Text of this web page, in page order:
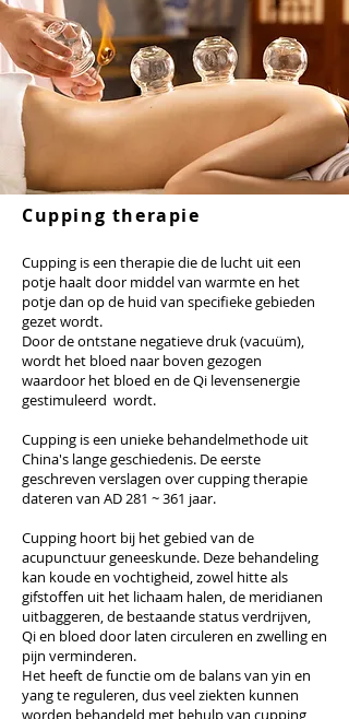
Cupping therapie
Cupping is een therapie die de lucht uit een
potje haalt door middel van warmte en het
potje dan op de huid van specifieke gebieden
gezet wordt.
Door de ontstane negatieve druk (vacuüm),
wordt het bloed naar boven gezogen
waardoor het bloed en de Qi levensenergie
gestimuleerd wordt.
Cupping is een unieke behandelmethode uit
China's lange geschiedenis. De eerste
geschreven verslagen over cupping therapie
dateren van AD 281 ~ 361 jaar.
Cupping hoort bij het gebied van de
acupunctuur geneeskunde. Deze behandeling
kan koude en vochtigheid, zowel hitte als
gifstoffen uit het lichaam halen, de meridianen
uitbaggeren, de bestaande status verdrijven,
Qi en bloed door laten circuleren en zwelling en
pijn verminderen.
Het heeft de functie om de balans van yin en
yang te reguleren, dus veel ziekten kunnen
worden behandeld met behulp van cupping